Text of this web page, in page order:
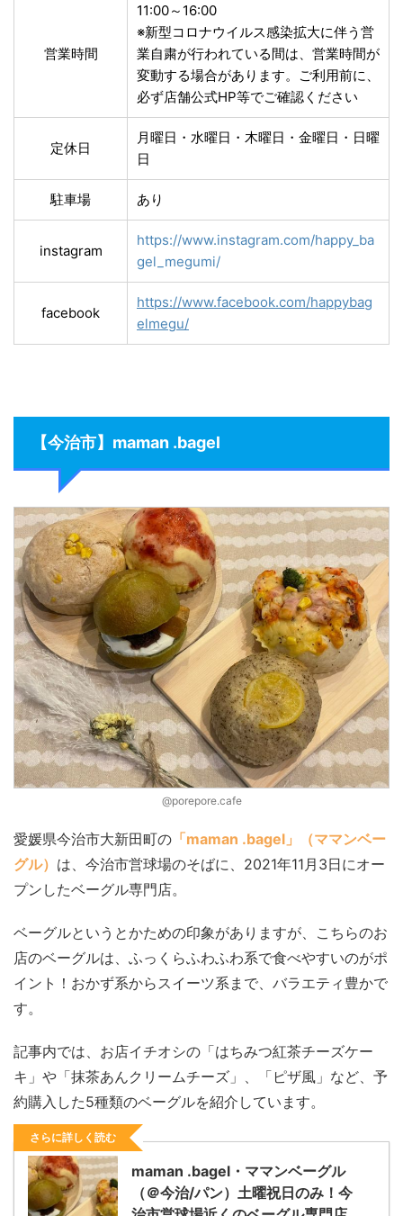
営業時間
11:00～16:00
※新型コロナウイルス感染拡大に伴う営
業自粛が行われている間は、営業時間が
変動する場合があります。ご利用前に、
必ず店舗公式HP等でご確認ください
定休日
月曜日・水曜日・木曜日・金曜日・日曜
日
駐車場 あり
instagram
https://www.instagram.com/happy_ba
gel_megumi/
facebook
https://www.facebook.com/happybag
elmegu/
【今治市】maman .bagel
@porepore.cafe
愛媛県今治市大新田町の 「maman .bagel」（ママンベー
グル） は、今治市営球場のそばに、2021年11月3日にオー
プンしたベーグル専門店。
ベーグルというとかための印象がありますが、こちらのお
店のベーグルは、ふっくらふわふわ系で食べやすいのがポ
イント！おかず系からスイーツ系まで、バラエティ豊かで
す。
記事内では、お店イチオシの「はちみつ紅茶チーズケー
キ」や「抹茶あんクリームチーズ」、「ピザ風」など、予
約購入した5種類のベーグルを紹介しています。
さらに詳しく読む
maman .bagel・ママンベーグル
（＠今治/パン）土曜祝日のみ！今